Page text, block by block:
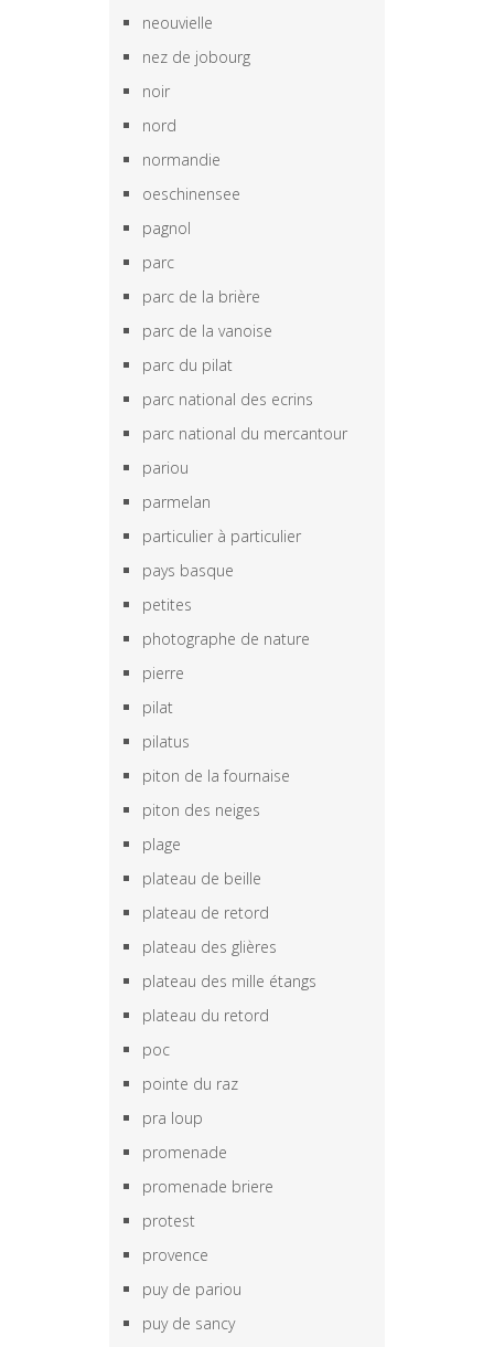
neouvielle
nez de jobourg
noir
nord
normandie
oeschinensee
pagnol
parc
parc de la brière
parc de la vanoise
parc du pilat
parc national des ecrins
parc national du mercantour
pariou
parmelan
particulier à particulier
pays basque
petites
photographe de nature
pierre
pilat
pilatus
piton de la fournaise
piton des neiges
plage
plateau de beille
plateau de retord
plateau des glières
plateau des mille étangs
plateau du retord
poc
pointe du raz
pra loup
promenade
promenade briere
protest
provence
puy de pariou
puy de sancy